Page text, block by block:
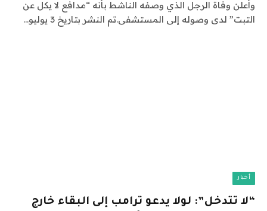
وأعلن وفاة الرجل الذي وصفه الناشط بأنه “مدافع لا يكل عن
التبت” لدى وصوله إلى المستشفى.تم النشر بتاريخ 3 يوليو…
أخبار
“لا تتدخل”: لولا يدعو ترامب إلى البقاء خارج